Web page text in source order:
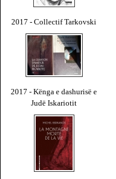
2017 - Collectif Tarkovski
2017 - Kënga e dashurisë e
Judë Iskariotit